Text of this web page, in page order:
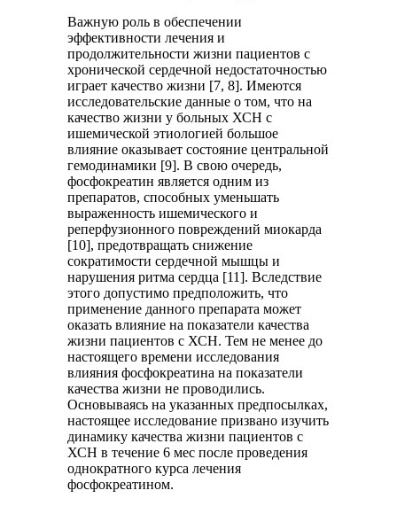
Важную роль в обеспечении
эффективности лечения и
продолжительности жизни пациентов с
хронической сердечной недостаточностью
играет качество жизни [7, 8]. Имеются
исследовательские данные о том, что на
качество жизни у больных ХСН с
ишемической этиологией большое
влияние оказывает состояние центральной
гемодинамики [9]. В свою очередь,
фосфокреатин является одним из
препаратов, способных уменьшать
выраженность ишемического и
реперфузионного повреждений миокарда
[10], предотвращать снижение
сократимости сердечной мышцы и
нарушения ритма сердца [11]. Вследствие
этого допустимо предположить, что
применение данного препарата может
оказать влияние на показатели качества
жизни пациентов с ХСН. Тем не менее до
настоящего времени исследования
влияния фосфокреатина на показатели
качества жизни не проводились.
Основываясь на указанных предпосылках,
настоящее исследование призвано изучить
динамику качества жизни пациентов с
ХСН в течение 6 мес после проведения
однократного курса лечения
фосфокреатином.